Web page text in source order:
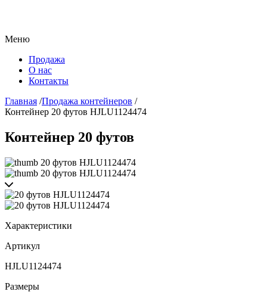
Меню
Продажа
О нас
Контакты
Главная /Продажа контейнеров /
Контейнер 20 футов HJLU1124474
Контейнер 20 футов
Характеристики
Артикул
HJLU1124474
Размеры